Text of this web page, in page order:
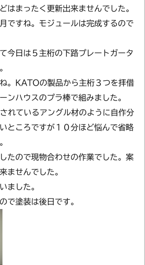
はまったく更新出来ませんでした。
ですね。モジュールは完成するので
今日は５主桁の下路プレートガータ
。KATOの製品から主桁３つを拝借
ンハウスのプラ棒で組みました。
れているアングル材のように自作分
ところですが１０分ほど悩んで省略
たので現物合わせの作業でした。案
ませんでした。
ました。
で塗装は後日です。